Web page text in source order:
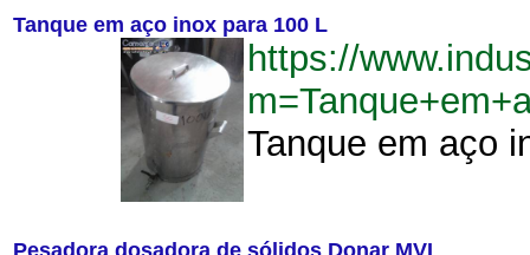
Tanque em aço inox para 100 L
https://
Tanque em aço
Pesadora dosadora de sólidos Donar MVL